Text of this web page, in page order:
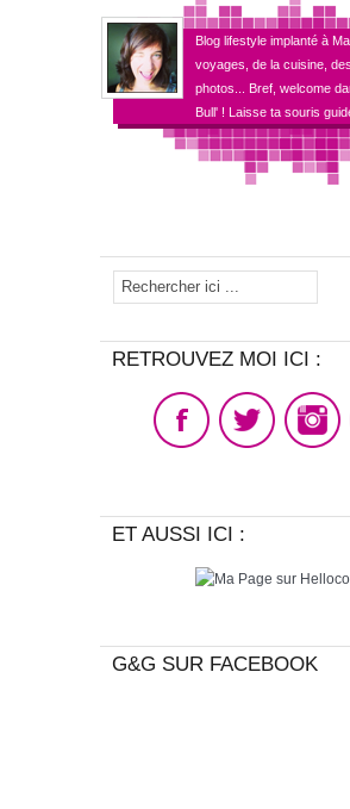
Blog lifestyle implanté à
voyages, de la cuisine,
photos... Bref, welcome
Bull' ! Laisse ta souris
RETROUVEZ MOI ICI :
ET AUSSI ICI :
G&G SUR FACEBOOK